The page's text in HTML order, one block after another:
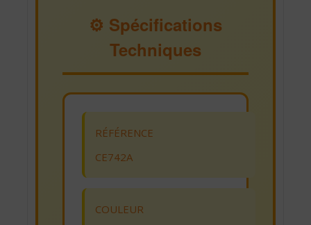
⚙️ Spécifications
Techniques
RÉFÉRENCE
CE742A
COULEUR